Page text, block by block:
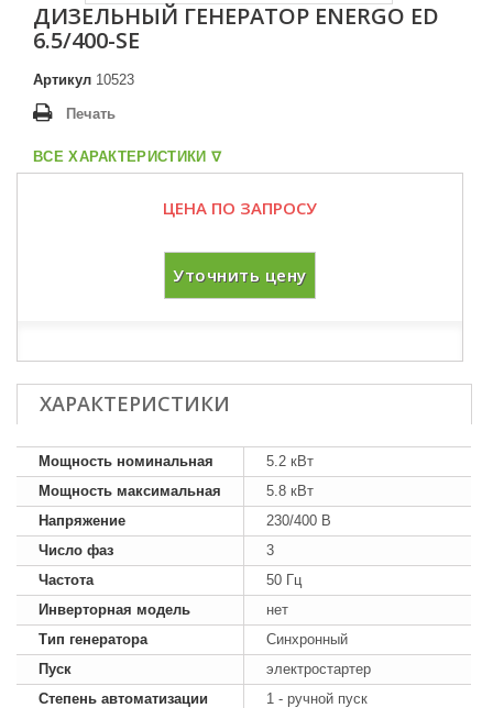
ДИЗЕЛЬНЫЙ ГЕНЕРАТОР ENERGO ED
6.5/400-SE
Артикул 10523
Печать
ВСЕ ХАРАКТЕРИСТИКИ ᐁ
ЦЕНА ПО ЗАПРОСУ
Уточнить цену
ХАРАКТЕРИСТИКИ
Мощность номинальная
5.2 кВт
Мощность максимальная
5.8 кВт
Напряжение
230/400 В
Число фаз
3
Частота
50 Гц
Инверторная модель
нет
Тип генератора
Синхронный
Пуск
электростартер
Степень автоматизации
1 - ручной пуск